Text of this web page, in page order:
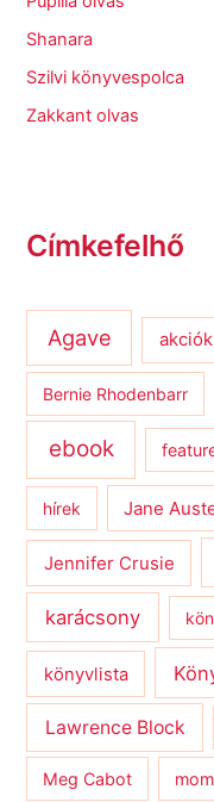
Shanara
Szilvi könyvespolca
Zakkant olvas
Címkefelhő
Agave akciók
Bernie Rhodenbarr
ebook
hírek Jane
Jennifer Crusie
karácsony
könyvlista
Lawrence Block
Meg Cabot